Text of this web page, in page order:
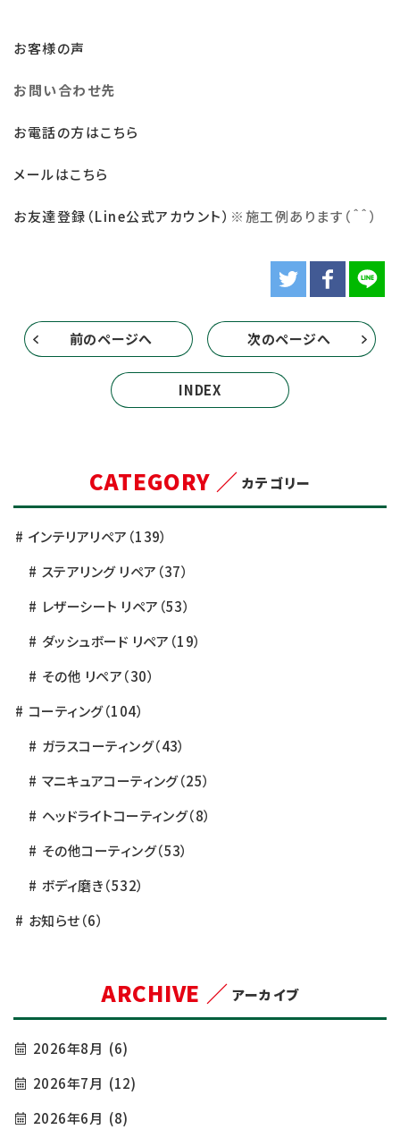
お客様の声
お問い合わせ先
お電話の方はこちら
メールはこちら
お友達登録（Line公式アカウント） ※施工例あります（＾＾）
前のページへ
INDEX
次のページへ
CATEGORY ／ カテゴリー
インテリアリペア （139）
ステアリング リペア （37）
レザーシート リペア （53）
ダッシュボード リペア （19）
その他 リペア（30）
コーティング（104）
ガラスコーティング（43）
マニキュアコーティング（25）
ヘッドライトコーティング（8）
その他コーティング（53）
ボディ磨き（532）
お知らせ（6）
ARCHIVE ／ アーカイブ
2026年8月 (6)
2026年7月 (12)
2026年6月 (8)